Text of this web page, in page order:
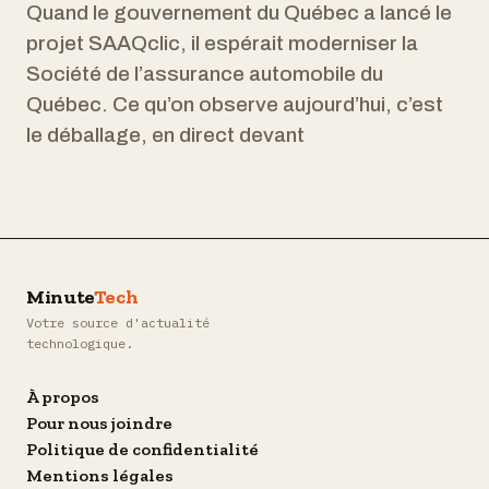
Quand le gouvernement du Québec a lancé le
projet SAAQclic, il espérait moderniser la
Société de l’assurance automobile du
Québec. Ce qu’on observe aujourd’hui, c’est
le déballage, en direct devant
MinuteTech
Votre source d'actualité
technologique.
À propos
Pour nous joindre
Politique de confidentialité
Mentions légales